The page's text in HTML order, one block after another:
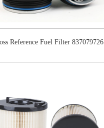
Reference Fuel Filter 837079726